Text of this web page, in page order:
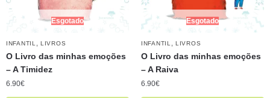
Esgotado
INFANTIL ,LIVROS
O Livro das minhas emoções
– A Timidez
6.90€
Esgotado
INFANTIL ,LIVROS
O Livro das minhas emoções
– A Raiva
6.90€